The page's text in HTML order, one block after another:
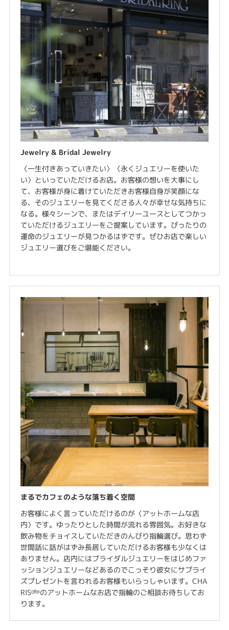
Jewelry & Bridal Jewelry
〈一生付きあっていきたい〉〈永くジュエリーを使いた
い〉といっていただけるお店。お客様の想いを大事にし
て、お客様が身に着けていただきお客様自身が笑顔にな
る、そのジュエリーを見てくださる人々が幸せな気持ちに
なる。様々シーンで、またはデイリーユースとしてつかっ
ていただけるジュエリーをご提案しています。ぴったりの
運命のジュエリーが見つかるはずです。ぜひお店で楽しい
ジュエリー選びをご堪能ください。
まるでカフェのような落ち着く空間
お客様によく言っていただけるのが〈アットホームな店
内〉です。ゆったりとした時間が流れる雰囲気。お好きな
飲み物をチョイスしていただきのんびり指輪選び。思わず
世間話に話がはずみ長居していただけるお客様も少なくは
ありません。店内にはブライダルジュエリーをはじめファ
ッションジュエリーなどあるのでこっそり彼女にサプライ
ズプレゼントを言われるお客様もいらっしゃいます。CHA
RISᶜᴿ⁸のアットホームなお店で指輪のご相談お待ちしてお
ります。